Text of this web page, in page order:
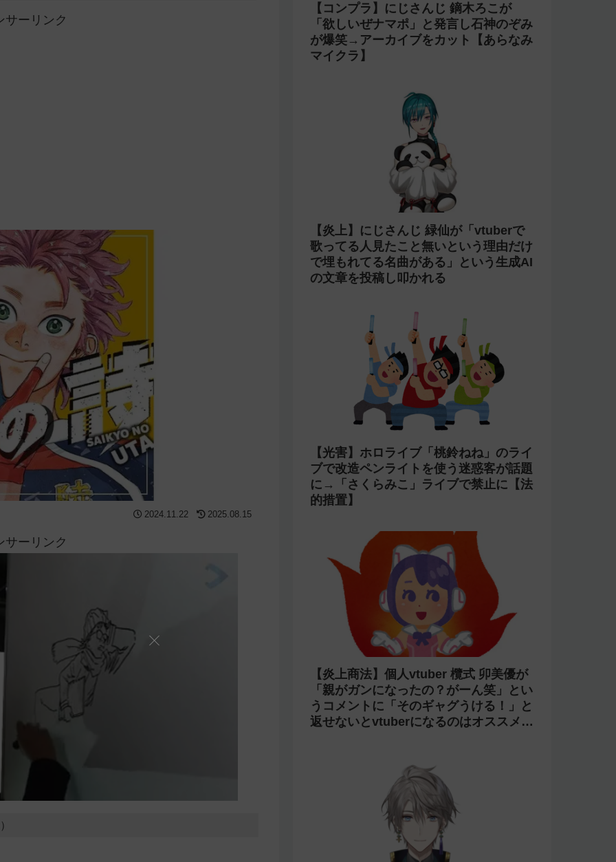
サーリンク
2024.11.22 2025.08.15
サーリンク
【コンプラ】にじさんじ 鏑木ろこが
「欲しいぜナマポ」と発言し石神のぞみ
が爆笑→アーカイブをカット【あらなみ
マイクラ】
【炎上】にじさんじ 緑仙が「vtuberで
歌ってる人見たこと無いという理由だけ
で埋もれてる名曲がある」という生成AI
の文章を投稿し叩かれる
【光害】ホロライブ「桃鈴ねね」のライ
ブで改造ペンライトを使う迷惑客が話題
に→「さくらみこ」ライブで禁止に【法
的措置】
【炎上商法】個人vtuber 欖式 卯美優が
「親がガンになったの？がーん笑」とい
うコメントに「そのギャグうける！」と
返せないとvtuberになるのはオススメし